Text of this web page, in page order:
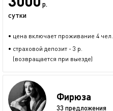
р.
сутки
• цена включает проживание 4 чел.
• страховой депозит - 3 р.
(возвращается при выезде)
Фирюза
33 предложения